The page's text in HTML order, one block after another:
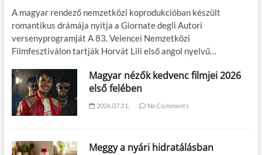
A magyar rendező nemzetközi koprodukcióban készült
romantikus drámája nyitja a Giornate degli Autori
versenyprogramját A 83. Velencei Nemzetközi
Filmfesztiválon tartják Horvát Lili első angol nyelvű…
Magyar nézők kedvenc filmjei 2026
első felében
2026.07.31. No Comments
Meggy a nyári hidratálásban